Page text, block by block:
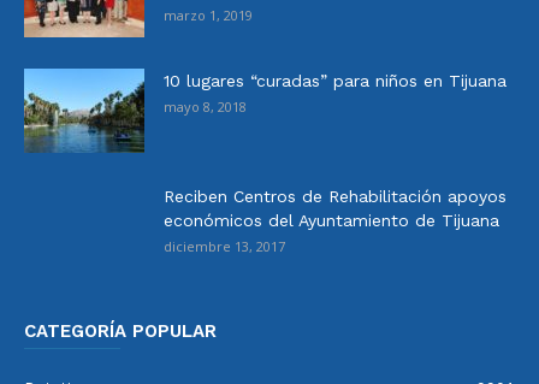
marzo 1, 2019
10 lugares “curadas” para niños en Tijuana
mayo 8, 2018
Reciben Centros de Rehabilitación apoyos
económicos del Ayuntamiento de Tijuana
diciembre 13, 2017
CATEGORÍA POPULAR